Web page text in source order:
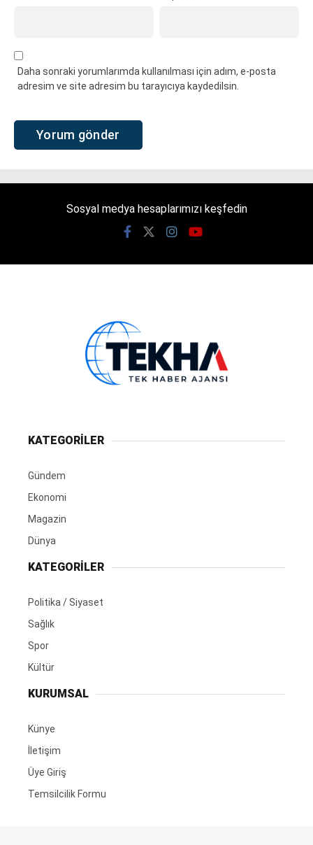
Daha sonraki yorumlarımda kullanılması için adım, e-posta
adresim ve site adresim bu tarayıcıya kaydedilsin.
Sosyal medya hesaplarımızı keşfedin
KATEGORİLER
Gündem
Ekonomi
Magazin
Dünya
KATEGORİLER
Politika / Siyaset
Sağlık
Spor
Kültür
KURUMSAL
Künye
İletişim
Üye Giriş
Temsilcilik Formu